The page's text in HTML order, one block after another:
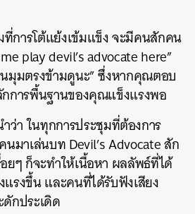
การโต้แย้งเข้มแข็ง จะมีคนสักคน
play devil’s advocate here”
มุมตรงข้ามดูนะ” ซึ่งหากคุณตอบ
การพื้นฐานของคุณแข็งแรงพอ
ว่า ในทุกการประชุมที่ต้องการ
มาเล่นบท Devil’s Advocate สัก
ยๆ ก็จะทำให้เนื้อหา ผลลัพธ์ที่ได้
รงขึ้น และคนที่ได้รับฟังเสียง
กประเดิด
LINE EMAIL